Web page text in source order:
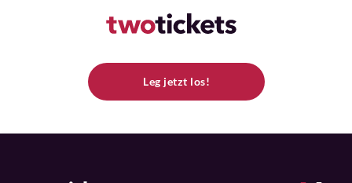
Leg jetzt los!